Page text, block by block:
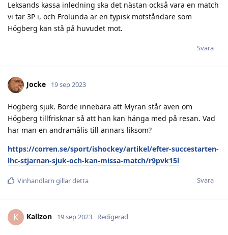
Leksands kassa inledning ska det nästan också vara en match
vi tar 3P i, och Frölunda är en typisk motståndare som
Högberg kan stå på huvudet mot.
Svara
Jocke 19 sep 2023
Högberg sjuk. Borde innebära att Myran står även om
Högberg tillfrisknar så att han kan hänga med på resan. Vad
har man en andramålis till annars liksom?
https://corren.se/sport/ishockey/artikel/efter-succestarten-
lhc-stjarnan-sjuk-och-kan-missa-match/r9pvk15l
Svara
Vinhandlarn gillar detta
K Kallzon 19 sep 2023 Redigerad